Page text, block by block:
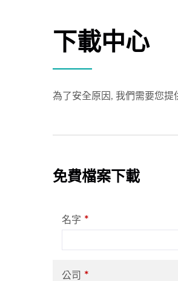
下載中心
為了安全原因, 我們需要您提
免費檔案下載
名字 *
公司 *